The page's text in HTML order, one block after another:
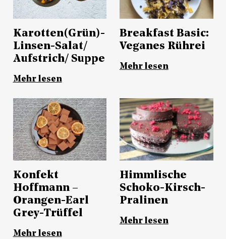
Karotten(Grün)-
Linsen-Salat/
Aufstrich/ Suppe
Mehr lesen
Breakfast Basic:
Veganes Rührei
Mehr lesen
Konfekt
Hoffmann –
Orangen-Earl
Grey-Trüffel
Mehr lesen
Himmlische
Schoko-Kirsch-
Pralinen
Mehr lesen